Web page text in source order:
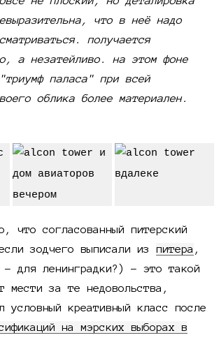
что в неё надо
получается
а незатейливо. на этом фоне
паласа" при всей
облика более материален.
что согласованный питерский
зодчего выписали из питера ,
- для ленинградки?) - это такой
мести за те недовольства,
условный креативный класс после
на мэрских выборах в